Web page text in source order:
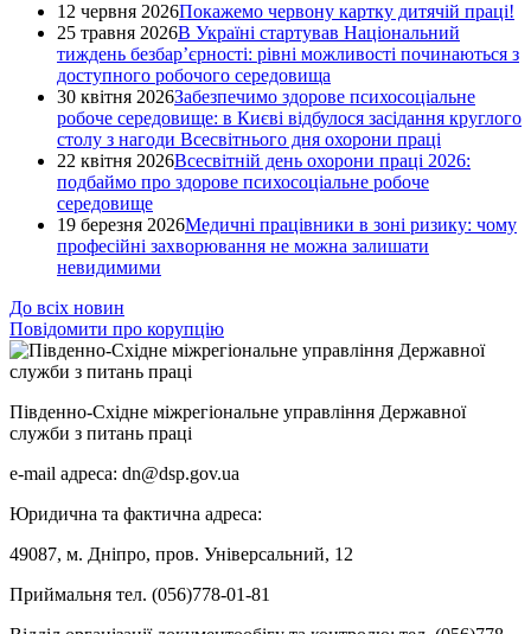
12 червня 2026Покажемо червону картку дитячій праці!
25 травня 2026В Україні стартував Національний
тиждень безбар’єрності: рівні можливості починаються з
доступного робочого середовища
30 квітня 2026Забезпечимо здорове психосоціальне
робоче середовище: в Києві відбулося засідання круглого
столу з нагоди Всесвітнього дня охорони праці
22 квітня 2026Всесвітній день охорони праці 2026:
подбаймо про здорове психосоціальне робоче
середовище
19 березня 2026Медичні працівники в зоні ризику: чому
професійні захворювання не можна залишати
невидимими
До всіх новин
Повідомити про корупцію
Південно-Східне міжрегіональне управління Державної
служби з питань праці
e-mail адреса: dn@dsp.gov.ua
Юридична та фактична адреса:
49087, м. Дніпро, пров. Універсальний, 12
Приймальня тел. (056)778-01-81